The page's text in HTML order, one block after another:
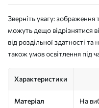
Зверніть увагу:
можуть дещо відрізнятися
від роздільної здатності
також умов освітлення під
Характеристики
Матеріал
На